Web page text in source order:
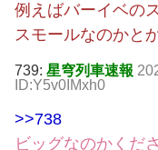
例えばバーイベの
スモールなのかと
739: 星穹列車速報
ID:Y5v0IMxh0
>>738
ビッグなのかくだ